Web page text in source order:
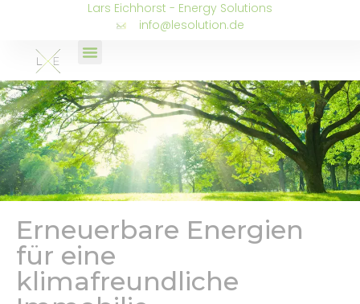
Lars Eichhorst - Energy Solutions
info@lesolution.de
Erneuerbare Energien
für eine
klimafreundliche